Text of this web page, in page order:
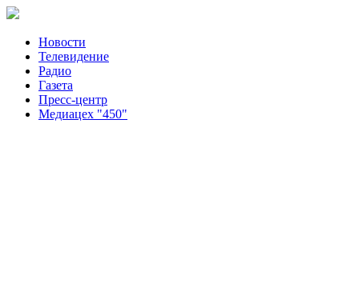
Новости
Телевидение
Радио
Газета
Пресс-центр
Медиацех "450"